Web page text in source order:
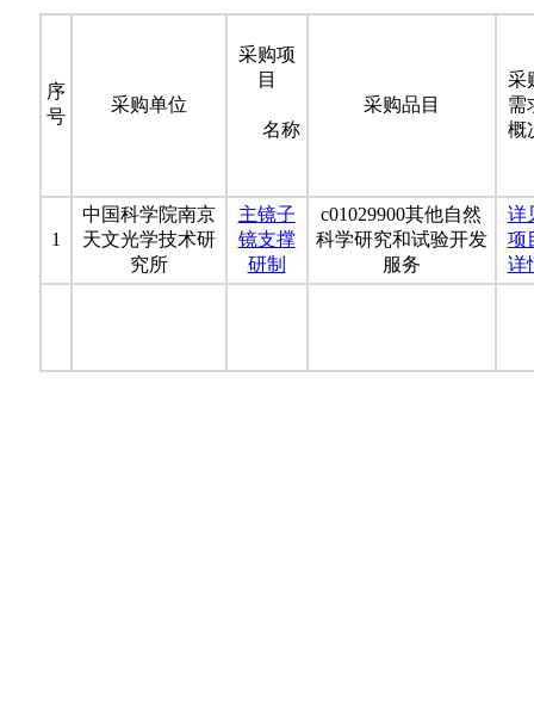
序
号
采购单位
采购项
目
名称
采购品目
采
需
概
1
中国科学院南京
天文光学技术研
究所
主镜子
镜支撑
研制
c01029900其他自然
科学研究和试验开发
服务
详
项
详